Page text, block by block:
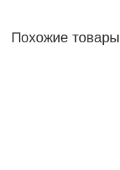
Похожие товары